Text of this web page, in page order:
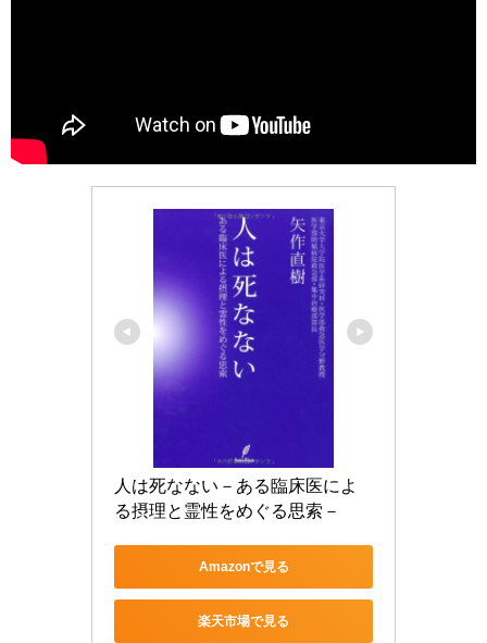
人は死なない－ある臨床医によ
る摂理と霊性をめぐる思索－
Amazonで見る
楽天市場で見る